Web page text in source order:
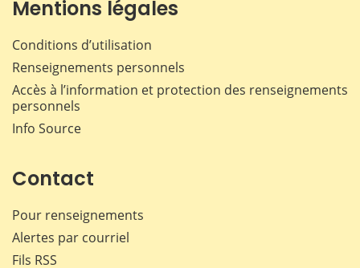
Mentions légales
Conditions d’utilisation
Renseignements personnels
Accès à l’information et protection des renseignements
personnels
Info Source
Contact
Pour renseignements
Alertes par courriel
Fils RSS